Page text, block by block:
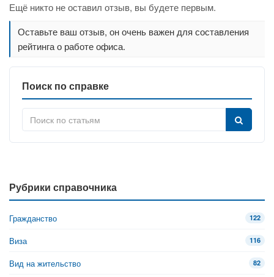
Ещё никто не оставил отзыв, вы будете первым.
Оставьте ваш отзыв, он очень важен для составления
рейтинга о работе офиса.
Поиск по справке
Рубрики справочника
Гражданство 122
Виза 116
Вид на жительство 82